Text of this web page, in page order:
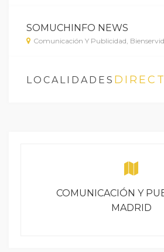
SOMUCHINFO NEWS
Comunicación Y Publicidad,
LOCALIDADES
COMUNICACIÓN Y
MADRID